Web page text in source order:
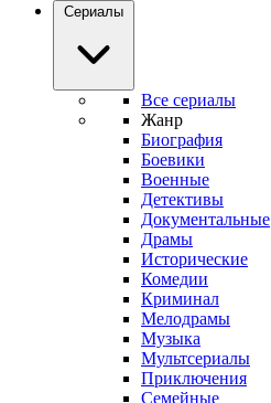
Сериалы
Все сериалы
Жанр
Биография
Боевики
Военные
Детективы
Документальные
Драмы
Исторические
Комедии
Криминал
Мелодрамы
Музыка
Мультсериалы
Приключения
Семейные